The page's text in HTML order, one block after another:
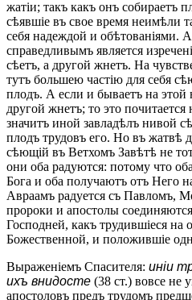
жатіи; такъ какъ онъ собираетъ
сѣявшіе въ свое время неимѣли
себя надеждой и обѣтованіями.
справедливымъ является
сѣетъ, а другой жнетъ. На
тутъ большею частію для себя
плодъ. А если и бываетъ на этой
другой жнетъ; то это почитается
значитъ иной завладѣлъ нивой
плодъ трудовъ его. Но въ жатвѣ
сѣющій въ Ветхомъ Завѣтѣ не
они оба радуются: потому что
Бога и оба получаютъ отъ Него
Авраамъ радуется съ Павломъ,
пророки и апостолы
Господней, какъ трудившіеся на
Божественной, и положившіе
Выраженіемъ Спасителя: иніи
ихъ внидосте (38 ст.) вовсе не
апостоловъ предъ трудомъ